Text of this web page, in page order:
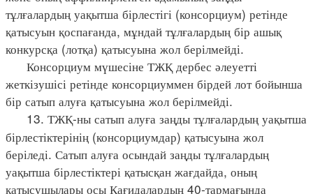
тұлғалардың уақытша бірлестігі (консорциум) ретінде
қатысуын қоспағанда, мұндай тұлғалардың бір ашық
конкурсқа (лотқа) қатысуына жол берілмейді.
Консорциум мүшесіне ТЖҚ дербес әлеуетті
жеткізушісі ретінде консорциуммен бірдей лот бойынша
бір сатып алуға қатысуына жол берілмейді.
13. ТЖҚ-ны сатып алуға заңды тұлғалардың уақытша
бірлестіктерінің (консорциумдар) қатысуына жол
беріледі. Сатып алуға осындай заңды тұлғалардың
уақытша бірлестіктері қатысқан жағдайда, оның
қатысушылары осы Қағидалардың 40-тармағында